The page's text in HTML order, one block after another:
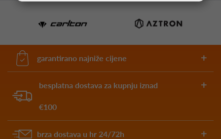
garantirano najniže cijene
besplatna dostava za kupnju iznad
€100
brza dostava u hr 24/72h